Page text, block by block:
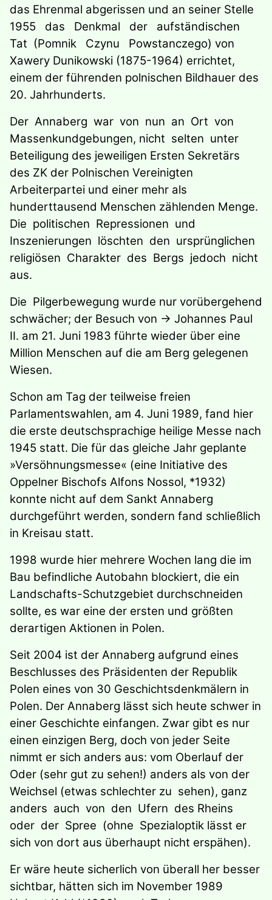
das Ehrenmal abgerissen und an seiner Stelle
1955 das Denkmal der aufständischen
Tat (Pomnik Czynu Powstanczego) von
Xawery Dunikowski (1875-1964) errichtet,
einem der führenden polnischen Bildhauer des
20. Jahrhunderts.
Der Annaberg war von nun an Ort von
Massenkundgebungen, nicht selten unter
Beteiligung des jeweiligen Ersten Sekretärs
des ZK der Polnischen Vereinigten
Arbeiterpartei und einer mehr als
hunderttausend Menschen zählenden Menge.
Die politischen Repressionen und
Inszenierungen löschten den ursprünglichen
religiösen Charakter des Bergs jedoch nicht
aus.
Die Pilgerbewegung wurde nur vorübergehend
schwächer; der Besuch von → Johannes Paul
II. am 21. Juni 1983 führte wieder über eine
Million Menschen auf die am Berg gelegenen
Wiesen.
Schon am Tag der teilweise freien
Parlamentswahlen, am 4. Juni 1989, fand hier
die erste deutschsprachige heilige Messe nach
1945 statt. Die für das gleiche Jahr geplante
»Versöhnungsmesse« (eine Initiative des
Oppelner Bischofs Alfons Nossol, *1932)
konnte nicht auf dem Sankt Annaberg
durchgeführt werden, sondern fand schließlich
in Kreisau statt.
1998 wurde hier mehrere Wochen lang die im
Bau befindliche Autobahn blockiert, die ein
Landschafts-Schutzgebiet durchschneiden
sollte, es war eine der ersten und größten
derartigen Aktionen in Polen.
Seit 2004 ist der Annaberg aufgrund eines
Beschlusses des Präsidenten der Republik
Polen eines von 30 Geschichtsdenkmälern in
Polen. Der Annaberg lässt sich heute schwer in
einer Geschichte einfangen. Zwar gibt es nur
einen einzigen Berg, doch von jeder Seite
nimmt er sich anders aus: vom Oberlauf der
Oder (sehr gut zu sehen!) anders als von der
Weichsel (etwas schlechter zu sehen), ganz
anders auch von den Ufern des Rheins
oder der Spree (ohne Spezialoptik lässt er
sich von dort aus überhaupt nicht erspähen).
Er wäre heute sicherlich von überall her besser
sichtbar, hätten sich im November 1989